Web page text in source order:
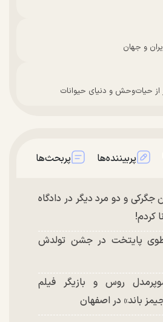
و جهان
از حیات‌وحش و دنیای حیوانات
پربیننده‌ها پربحث‌ها
و دو مرد دیگر در دادگاه
کردم!
پایتخت در جشن تولدش
سوپرمدل روس و بازیگر فیلم
باند» در اصفهان